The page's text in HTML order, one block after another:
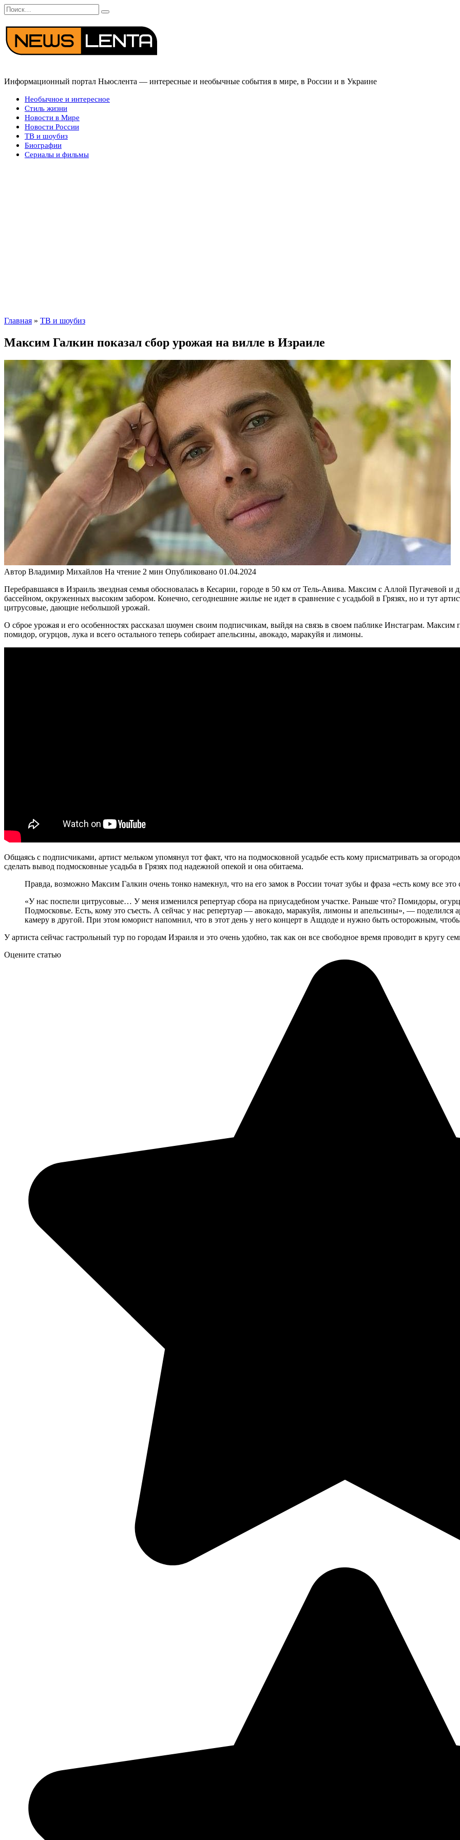
Перейти
к
содержанию
Search
for:
Информационный портал Ньюслента — интересные и необычные события в мире, в России и в Украине
Необычное и интересное
Стиль жизни
Новости в Мире
Новости России
ТВ и шоубиз
Биографии
Сериалы и фильмы
Главная » ТВ и шоубиз
Максим Галкин показал сбор урожая на вилле в Израиле
Автор Владимир Михайлов На чтение 2 мин Опубликовано 01.04.2024
Перебравшаяся в Израиль звездная семья обосновалась в Кесарии, городе в 50 км от Тель-Авива. Максим с Аллой Пугачевой
бассейном, окруженных высоким забором. Конечно, сегоднешнне жилье не идет в сравнение с усадьбой в Грязях, но и тут
цитрусовые, дающие небольшой урожай.
О сброе урожая и его особенностях рассказал шоумен своим подписчикам, выйдя на связь в своем паблике Инстаграм. Максим
помидор, огурцов, лука и всего остального теперь собирает апельсины, авокадо, маракуйя и лимоны.
Общаясь с подписчиками, артист мельком упомянул тот факт, что на подмосковной усадьбе есть кому присматривать за
сделать вывод подмосковные усадьба в Грязях под надежной опекой и она обитаема.
Правда, возможно Максим Галкин очень тонко намекнул, что на его замок в России точат зубы и фраза «есть кому все это
«У нас поспели цитрусовые… У меня изменился репертуар сбора на приусадебном участке. Раньше что? Помидоры,
Подмосковье. Есть, кому это съесть. А сейчас у нас репертуар — авокадо, маракуйя, лимоны и апельсины», — поделился
камеру в другой. При этом юморист напомнил, что в этот день у него концерт в Ашдоде и нужно быть осторожным,
У артиста сейчас гастрольный тур по городам Израиля и это очень удобно, так как он все свободное время проводит в кругу
Оцените статью